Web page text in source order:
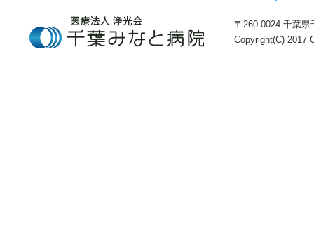
〒260-0024 千葉
Copyright(C) 2017